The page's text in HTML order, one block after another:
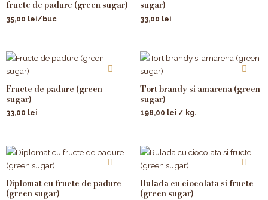
fructe de padure (green sugar)
35,00 lei/buc
sugar)
33,00 lei
Fructe de padure (green
sugar)
33,00 lei
Tort brandy si amarena (green
sugar)
198,00 lei / kg.
Diplomat cu fructe de padure
(green sugar)
Rulada cu ciocolata si fructe
(green sugar)